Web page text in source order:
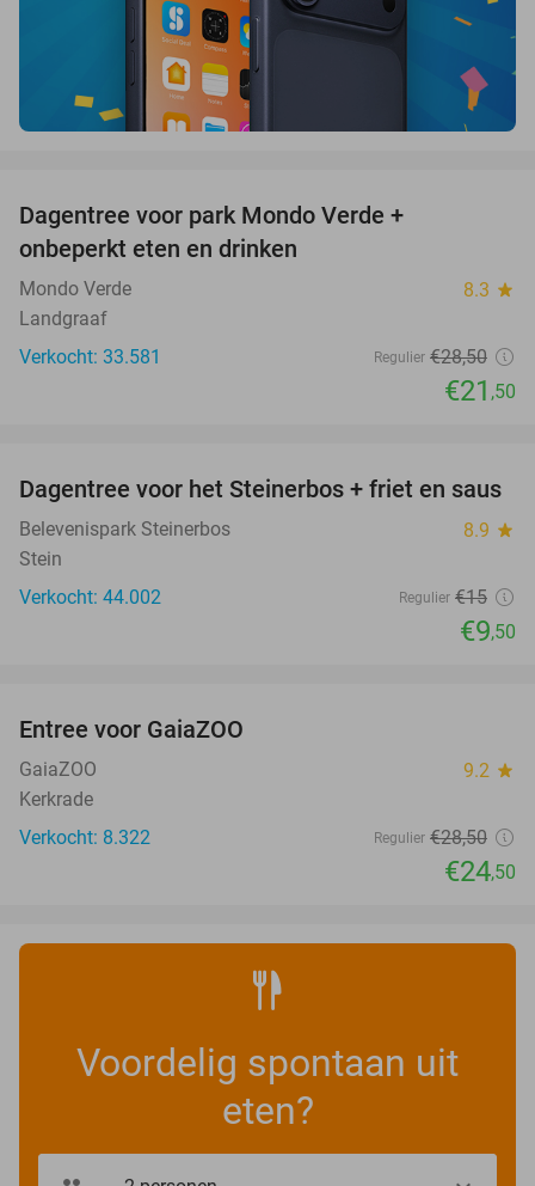
Dagentree voor park Mondo Verde +
onbeperkt eten en drinken
Mondo Verde 8.3 star
Landgraaf
Verkocht: 33.581
Regulier €28,50
€21 ,50
37%
Dagentree voor het Steinerbos + friet en saus
Belevenispark Steinerbos 8.9 star
Stein
Verkocht: 44.002
Regulier €15
€9,50
Entree voor GaiaZOO
GaiaZOO 9.2 star
Kerkrade
Verkocht: 8.322
Regulier €28,50
€24,50
Voordelig spontaan uit
eten?